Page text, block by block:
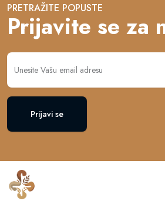
PRETRAŽITE POPUSTE
Prijavite se za
Prijavi se